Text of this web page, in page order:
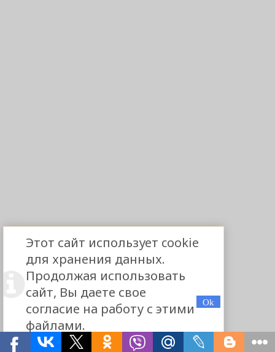
Этот сайт использует cookie
для хранения данных.
Продолжая использовать
сайт, Вы даете свое
согласие на работу с этими
файлами.